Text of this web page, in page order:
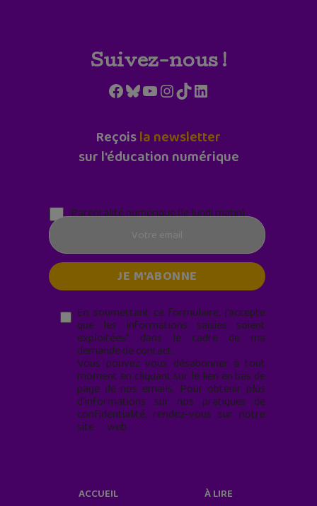
Suivez-nous !
Facebook
Bluesky
YouTube
Instagram
TikTokLinkedIn
Reçoisla newsletter
sur l'éducation numérique
Parentalité numérique (le lundi matin)
En soumettant ce formulaire, j’accepte
que les informations saisies soient
exploitées* dans le cadre de ma
demande de contact.
Vous pouvez vous désabonner à tout
moment en cliquant sur le lien en bas de
page de nos emails. Pour obtenir plus
d'informations sur nos pratiques de
confidentialité, rendez-vous sur notre
site web
ACCUEIL À LIRE